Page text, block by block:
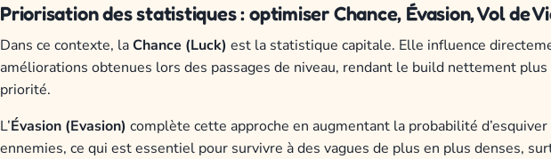
Priorisation des statistiques : optimiser Chance, Évasion, Vol de
Dans ce contexte, laChance (Luck) est la statistique capitale. Elle influence
améliorations obtenues lors des passages de niveau, rendant le build nettement
priorité.
L’Évasion (Evasion) complète cette approche en augmentant la probabilité
ennemies, ce qui est essentiel pour survivre à des vagues de plus en plus denses,